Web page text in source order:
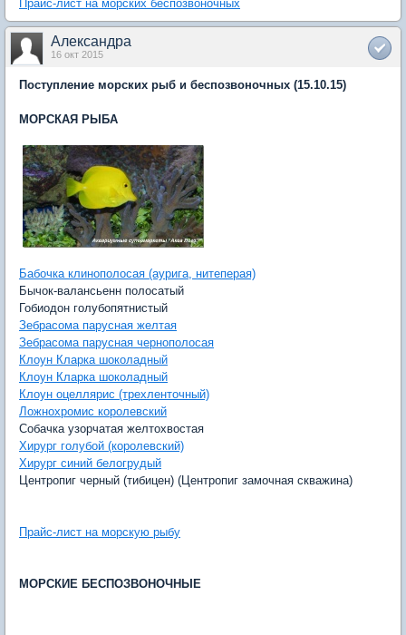
Прайс-лист на морских беспозвоночных
Александра
16 окт 2015
Поступление морских рыб и беспозвоночных (15.10.15)
МОРСКАЯ РЫБА
Бабочка клинополосая (аурига, нитеперая)
Бычок-валансьенн полосатый
Гобиодон голубопятнистый
Зебрасома парусная желтая
Зебрасома парусная чернополосая
Клоун Кларка шоколадный
Клоун Кларка шоколадный
Клоун оцеллярис (трехленточный)
Ложнохромис королевский
Собачка узорчатая желтохвостая
Хирург голубой (королевский)
Хирург синий белогрудый
Центропиг черный (тибицен) (Центропиг замочная скважина)
Прайс-лист на морскую рыбу
МОРСКИЕ БЕСПОЗВОНОЧНЫЕ